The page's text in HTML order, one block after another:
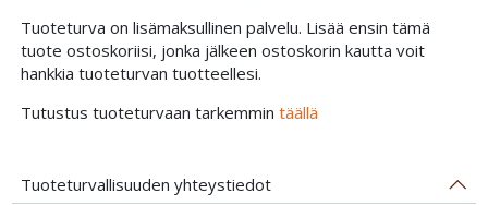
Tuoteturva on lisämaksullinen palvelu. Lisää ensin tämä
tuote ostoskoriisi, jonka jälkeen ostoskorin kautta voit
hankkia tuoteturvan tuotteellesi.
Tutustus tuoteturvaan tarkemmin täällä
Tuoteturvallisuuden yhteystiedot